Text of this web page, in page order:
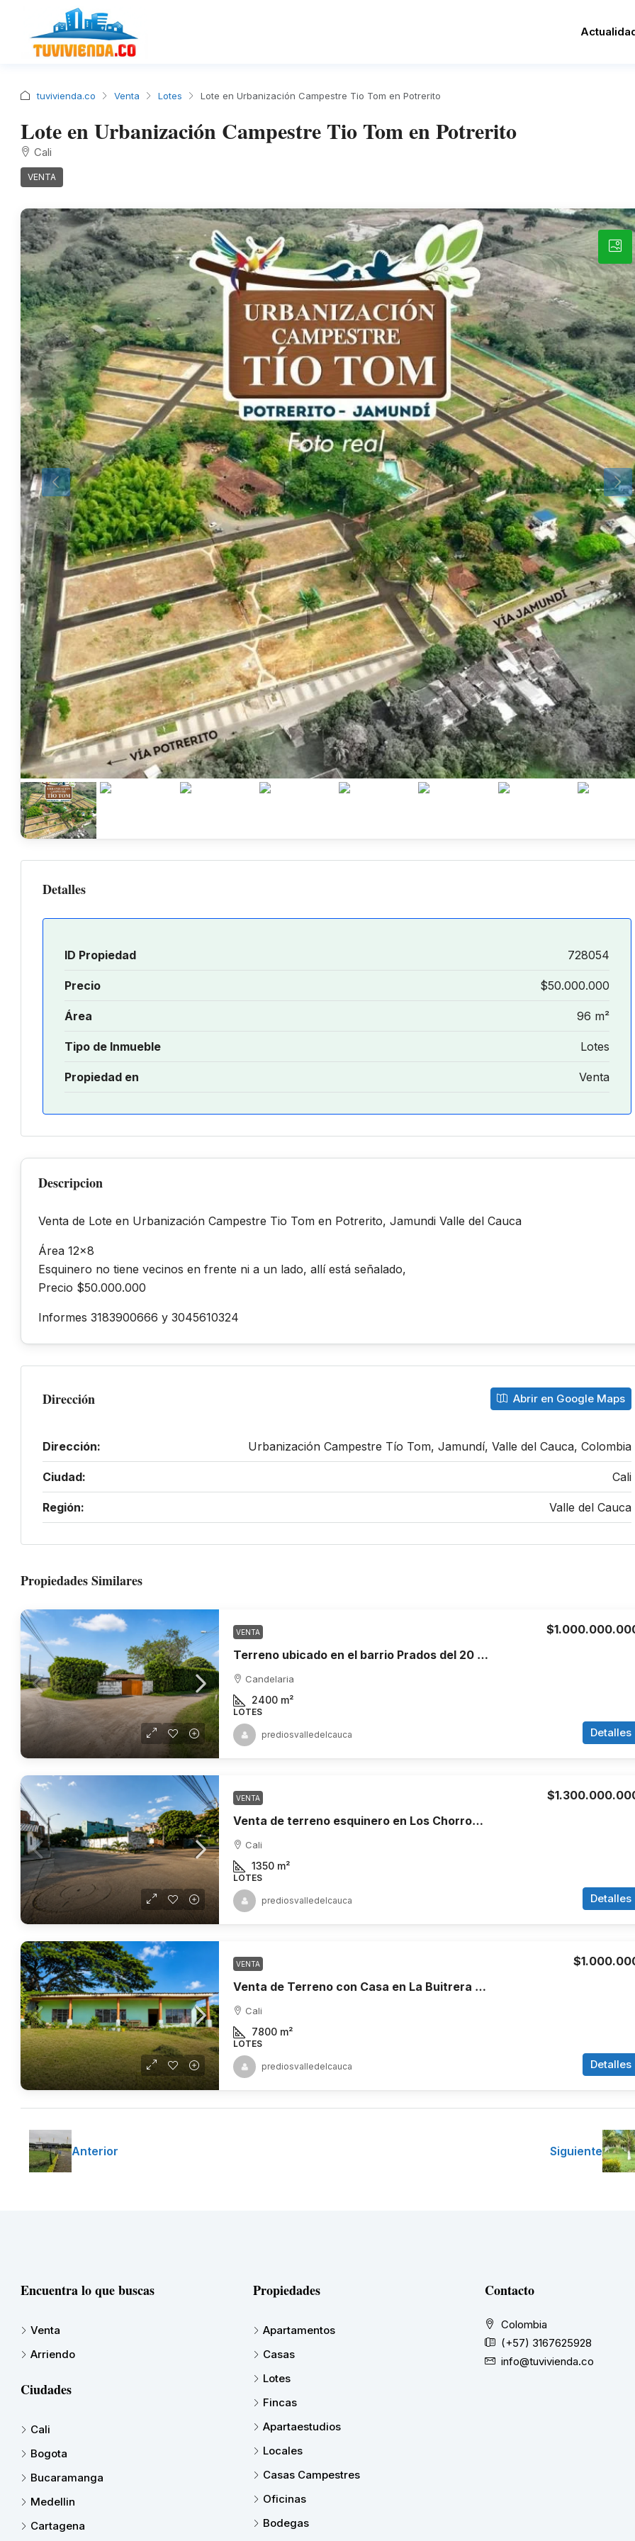
tuvivienda.co Venta Lotes Lote en Urbanización Campestre Tio Tom en Potrerito
Lote en Urbanización Campestre Tio Tom en Potrerito
Cali
VENTA
Detalles
ID Propiedad 728054
Precio $50.000.000
Área 96 m²
Tipo de Inmueble Lotes
Propiedad en Venta
Descripcion
Venta de Lote en Urbanización Campestre Tio Tom en Potrerito, Jamundi Valle del Cauca
Área 12×8
Esquinero no tiene vecinos en frente ni a un lado, allí está señalado,
Precio $50.000.000
Informes 3183900666 y 3045610324
Dirección Abrir en Google Maps
Dirección: Urbanización Campestre Tío Tom, Jamundí, Valle del Cauca, Colombia
Ciudad: Cali
Región: Valle del Cauca
Propiedades Similares
VENTA
Terreno ubicado en el barrio Prados del 20 Candelaria, Valle del Cauca.
Candelaria
2400 m²
LOTES
Detalles
prediosvalledelcauca
VENTA
Venta de terreno esquinero en Los Chorros Cali
Cali
1350 m²
LOTES
Detalles
prediosvalledelcauca
VENTA
Venta de Terreno con Casa en La Buitrera Cali
Cali
7800 m²
LOTES
Detalles
prediosvalledelcauca
Anterior Siguiente
Encuentra lo que buscas
Venta
Arriendo
Ciudades
Cali
Bogota
Bucaramanga
Medellin
Cartagena
Propiedades
Apartamentos
Casas
Lotes
Fincas
Apartaestudios
Locales
Casas Campestres
Oficinas
Bodegas
Contacto
Colombia
(+57) 3167625928
info@tuvivienda.co